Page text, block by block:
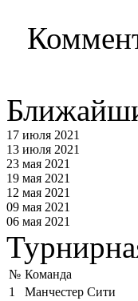
17 июля 2021
13 июля 2021
23 мая 2021
19 мая 2021
12 мая 2021
09 мая 2021
06 мая 2021
№ Команда
1
Манчестер Сити